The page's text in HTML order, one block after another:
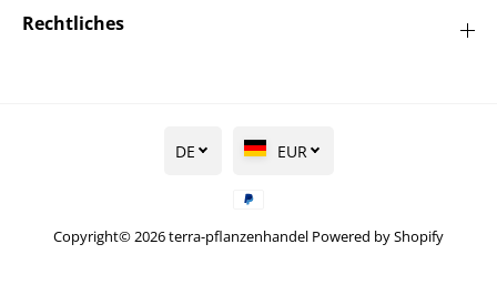
Rechtliches
Copyright© 2026terra-pflanzenhandel Powered by Shopify
DE EUR